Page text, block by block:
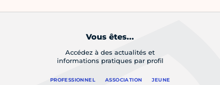
Vous êtes...
Accédez à des actualités et
informations pratiques par profil
PROFESSIONNEL ASSOCIATION JEUNE